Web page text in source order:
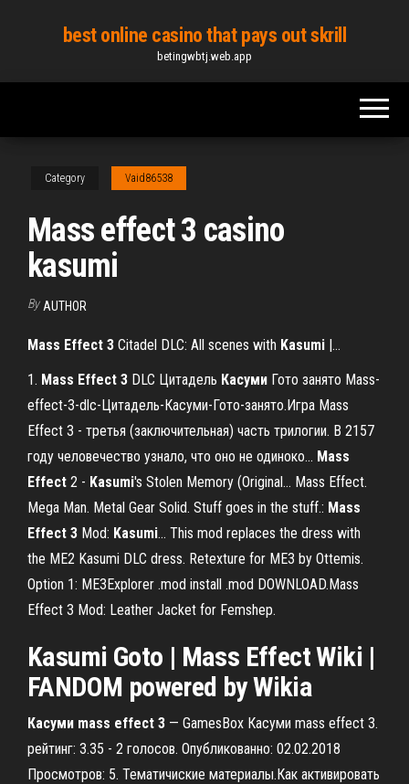
content
best online casino that pays out skrill
betingwbtj.web.app
Category Vaid86538
Mass effect 3 casino
kasumi
By AUTHOR
Mass Effect 3 Citadel DLC: All scenes with Kasumi |…
1. Mass Effect 3 DLC Цитадель Касуми Гото занято Mass-
effect-3-dlc-Цитадель-Касуми-Гото-занято.Игра Mass
Effect 3 - третья (заключительная) часть трилогии. В 2157
году человечество узнало, что оно не одиноко... Mass
Effect 2 - Kasumi's Stolen Memory (Original… Mass Effect.
Mega Man. Metal Gear Solid. Stuff goes in the stuff.: Mass
Effect 3 Mod: Kasumi… This mod replaces the dress with
the ME2 Kasumi DLC dress. Retexture for ME3 by Ottemis.
Option 1: ME3Explorer .mod install .mod DOWNLOAD.Mass
Effect 3 Mod: Leather Jacket for Femshep.
Kasumi Goto | Mass EffectWiki |
FANDOM powered by Wikia
Касуми mass effect 3 — GamesBox Касуми mass effect 3.
рейтинг: 3.35 - 2 голосов. Опубликованно: 02.02.2018
Просмотров: 5. Тематичиские материалы.Как активировать